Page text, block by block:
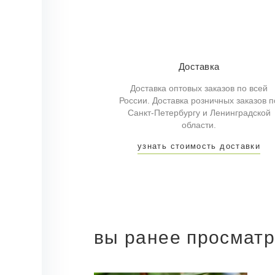
Доставка
Доставка оптовых заказов по всей
России. Доставка розничных заказов
Санкт-Петербургу и Ленинградской
области.
узнать стоимость доставки
вы ранее